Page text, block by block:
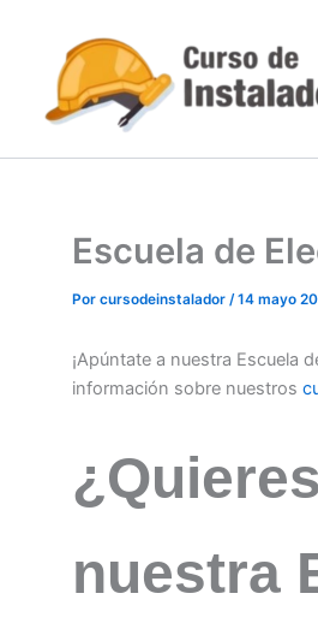
contenido
Escuela de
Por cursodeinstalador /14 mayo
¡Apúntate a nuestra Escuela
información sobre nuestros
nuestra